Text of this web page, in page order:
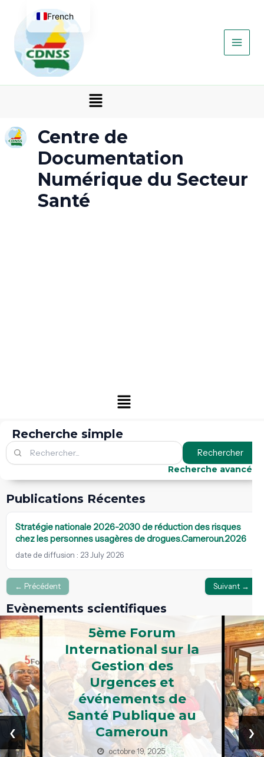
contenu
Menu
Centre de
Documentation
Numérique du Secteur
Santé
Menu
Recherche simple
Rechercher
Recherche avancée
Publications Récentes
Stratégie nationale 2026-2030 de réduction des risques
chez les personnes usagères de drogues.Cameroun.2026
date de diffusion : 23 July 2026
← Précédent Suivant →
Evènements scientifiques
5ème Forum
International sur la
Gestion des
Urgences et
événements de
Santé Publique au
Cameroun
octobre 19, 2025
‹ ›
French
English